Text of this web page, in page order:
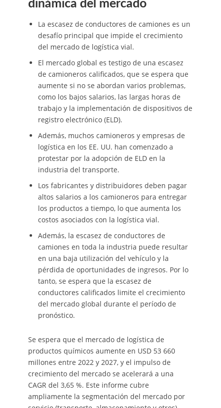
dinámica del mercado
La escasez de conductores de camiones es un
desafío principal que impide el crecimiento
del mercado de logística vial.
El mercado global es testigo de una escasez
de camioneros calificados, que se espera que
aumente si no se abordan varios problemas,
como los bajos salarios, las largas horas de
trabajo y la implementación de dispositivos de
registro electrónico (ELD).
Además, muchos camioneros y empresas de
logística en los EE. UU. han comenzado a
protestar por la adopción de ELD en la
industria del transporte.
Los fabricantes y distribuidores deben pagar
altos salarios a los camioneros para entregar
los productos a tiempo, lo que aumenta los
costos asociados con la logística vial.
Además, la escasez de conductores de
camiones en toda la industria puede resultar
en una baja utilización del vehículo y la
pérdida de oportunidades de ingresos. Por lo
tanto, se espera que la escasez de
conductores calificados limite el crecimiento
del mercado global durante el período de
pronóstico.
Se espera que el mercado de logística de
productos químicos aumente en USD 53 660
millones entre 2022 y 2027, y el impulso de
crecimiento del mercado se acelerará a una
CAGR del 3,65 %. Este informe cubre
ampliamente la segmentación del mercado por